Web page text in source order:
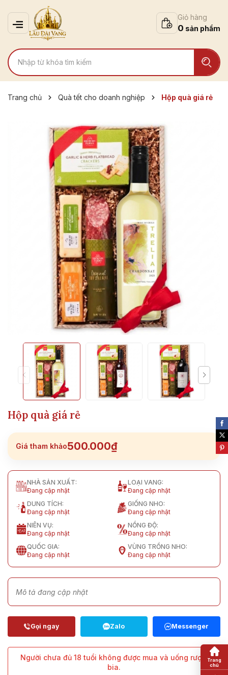
Giỏ hàng
0
Trang chủ Quà tết cho doanh nghiệp Hộp quà giá rẻ
Hộp quà giá rẻ
Giá tham khảo500.000₫
NHÀ SẢN XUẤT:
Đang cập nhật
LOẠI VANG:
Đang cập nhật
DUNG TÍCH:
Đang cập nhật
GIỐNG NHO:
Đang cập nhật
NIÊN VỤ:
Đang cập nhật
NỒNG ĐỘ:
Đang cập nhật
QUỐC GIA:
Đang cập nhật
VÙNG TRỒNG NHO:
Đang cập nhật
Mô tả đang cập nhật
Người chưa đủ 18 tuổi không được mua và uống rượu,
bia.